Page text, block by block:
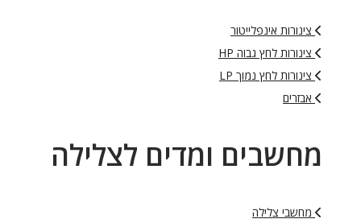
צינורות אינפלייטור
צינורות לחץ גבוה HP
צינורות לחץ נמוך LP
אבזרים
מחשבים ומדים לצלילה
מחשבי צלילה